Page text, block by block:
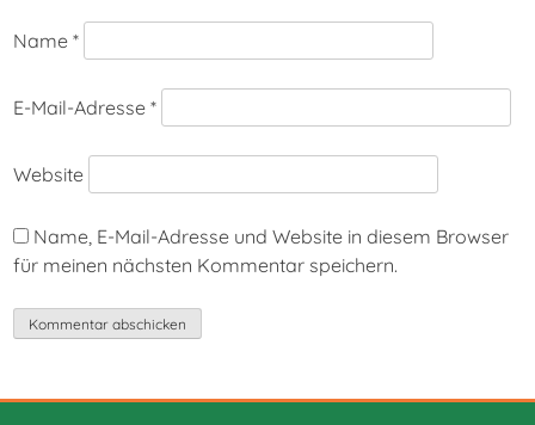
Name*
E-Mail-Adresse*
Website
Name, E-Mail-Adresse und Website in diesem Browser
für meinen nächsten Kommentar speichern.